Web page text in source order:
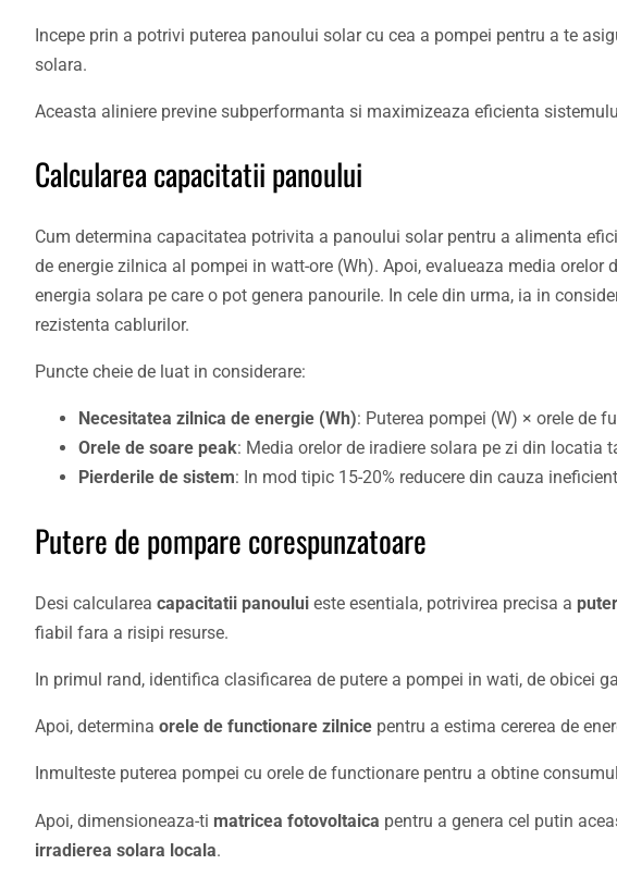
Incepe prin a potrivi puterea panoului solar cu cea a pompei pentru a te
solara.
Aceasta aliniere previne subperformanta si maximizeaza eficienta
Calcularea capacitatii panoului
Cum determina capacitatea potrivita a panoului solar pentru a alimenta
de energie zilnica al pompei in watt-ore (Wh). Apoi, evalueaza media
energia solara pe care o pot genera panourile. In cele din urma, ia in
rezistenta cablurilor.
Puncte cheie de luat in considerare:
Necesitatea zilnica de energie (Wh): Puterea pompei (W) × orele de
Orele de soare peak: Media orelor de iradiere solara pe zi din locatia
Pierderile de sistem: In mod tipic 15-20% reducere din cauza
Putere de pompare corespunzatoare
Desi calcularea capacitatii panoului este esentiala, potrivirea precisa a
fiabil fara a risipi resurse.
In primul rand, identifica clasificarea de putere a pompei in wati, de obicei
Apoi, determina orele de functionare zilnice pentru a estima cererea de
Inmulteste puterea pompei cu orele de functionare pentru a obtine
Apoi, dimensioneaza-ti matricea fotovoltaica pentru a genera cel putin
irradierea solara locala.